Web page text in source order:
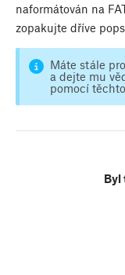
naformátován na
zopakujte dříve
Máte stále
a dejte mu
pomocí
Byl